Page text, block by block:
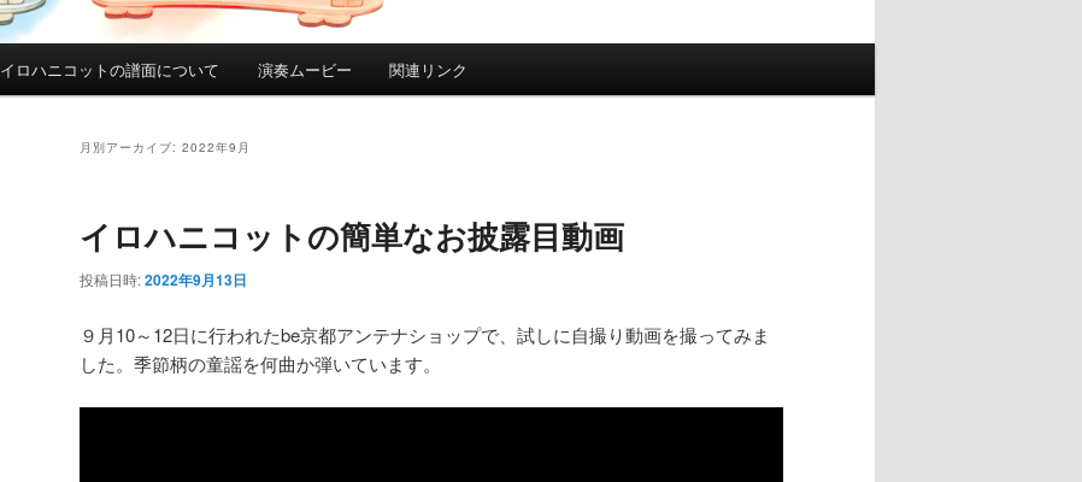
イロハニコットの譜面について 演奏ムービー 関連リンク
月別アーカイブ: 2022年9月
イロハニコットの簡単なお披露目動画
投稿日時:2022年9月13日
９月10～12日に行われたbe京都アンテナショップで、試しに自撮り動画を撮ってみま
した。季節柄の童謡を何曲か弾いています。